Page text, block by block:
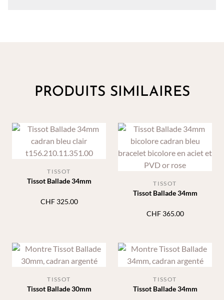
PRODUITS SIMILAIRES
Tissot Ballade 34mm
TISSOT
CHF325.00
Tissot Ballade 34mm
TISSOT
CHF365.00
Tissot Ballade 30mm
TISSOT
Tissot Ballade 34mm
TISSOT